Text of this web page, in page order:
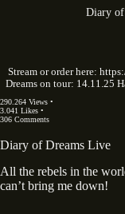
Diary of
Stream or order here:
Dreams on tour: 14.11.25
290.264 Views •
3.041 Likes •
306 Comments
Diary of Dreams Live
All the rebels in the
can’t bring me down!